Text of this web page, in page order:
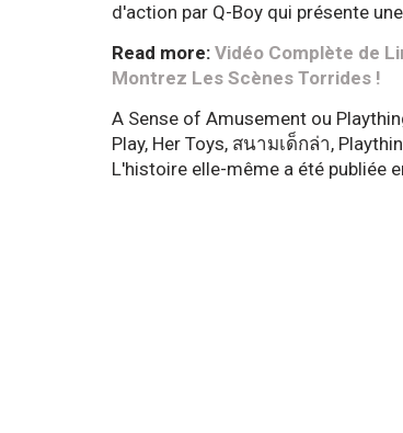
d'action par Q-Boy qui présente
Read more: Vidéo Complète de
Montrez Les Scènes Torrides !
A Sense of Amusement ou
Play, Her Toys, สนามเด็กล่า,
L'histoire elle-même a été publiée